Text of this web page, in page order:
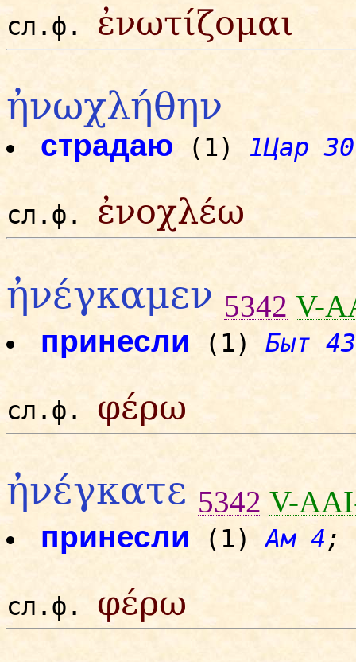
сл.ф. ἐνωτίζομαι
ἠνωχλήθην
страдаю (1) 1Цар 30
сл.ф. ἐνοχλέω
ἠνέγκαμεν 5342 V-
принесли (1) Быт 43
сл.ф. φέρω
ἠνέγκατε 5342 V-
принесли (1)Ам 4;
сл.ф. φέρω